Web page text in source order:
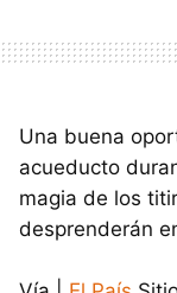
Una buena
acueducto
magia de los
desprenderán